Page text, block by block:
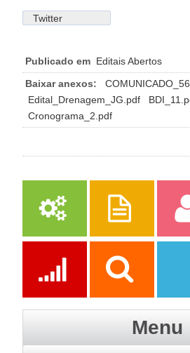
Twitter
Publicado em Editais Abertos
Baixar anexos:
Edital_Drenagem_JG.pdf
Cronograma_2.pdf
Serviços Publicações
Menu